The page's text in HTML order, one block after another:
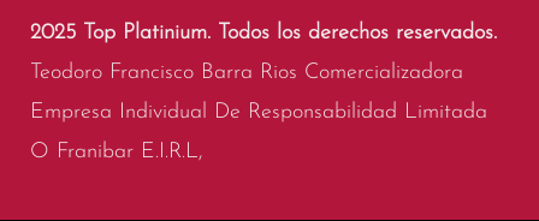
2025 Top Platinium. Todos los derechos reservados.
Teodoro Francisco Barra Rios Comercializadora
Empresa Individual De Responsabilidad Limitada
O Franibar E.I.R.L,